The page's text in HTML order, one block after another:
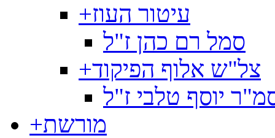
+עיטור העוז
סמל רם כהן ז"ל
+צל"ש אלוף הפיקוד
יוסף טלבי ז"ל
+מורשת